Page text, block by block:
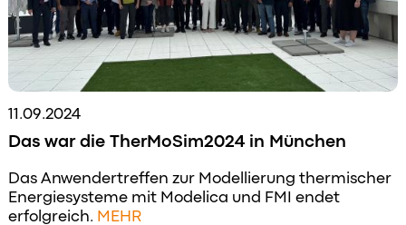
11.09.2024
Das war die TherMoSim2024 in München
Das Anwendertreffen zur Modellierung thermischer
Energiesysteme mit Modelica und FMI endet
erfolgreich. MEHR